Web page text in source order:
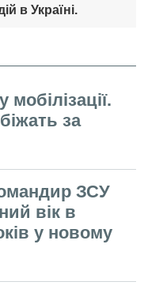
в Україні.
за
ЗСУ
вік в
у новому